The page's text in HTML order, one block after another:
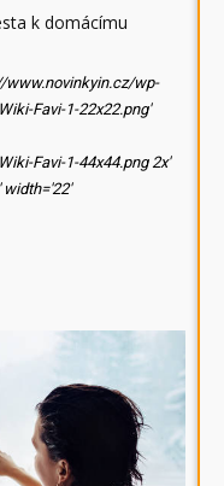
k domácímu
www.novinkyin.cz/wp-
Favi-1-22x22.png'
Favi-1-44x44.png 2x'
width='22'